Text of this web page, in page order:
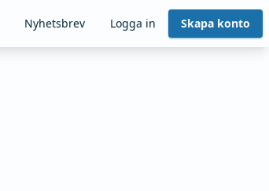
Nyhetsbrev Logga in Skapa konto